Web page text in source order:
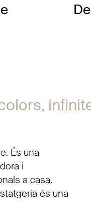
És una
i
a casa.
és una